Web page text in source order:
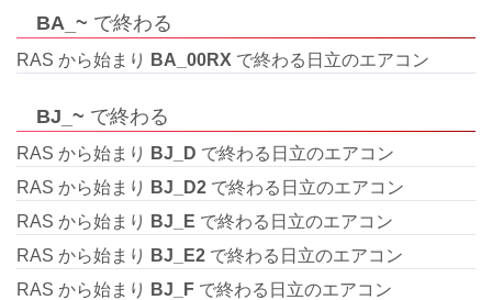
BA_~ で終わる
RAS から始まり BA_00RX で終わる日立のエアコン
BJ_~ で終わる
RAS から始まり BJ_D で終わる日立のエアコン
RAS から始まり
BJ_D2 で終わる日立のエアコン
RAS から始まり
BJ_E で終わる日立のエアコン
RAS から始まり
BJ_E2 で終わる日立のエアコン
RAS から始まり
BJ_F で終わる日立のエアコン